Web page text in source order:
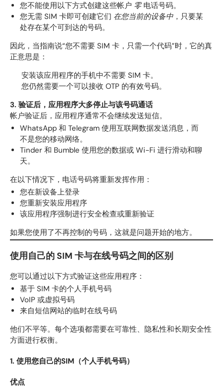
您不能使用以下方式创建这些帐户 零电话号码。
您无需 SIM 卡即可创建它们 在您当前的设备中，只要某
处存在某个可到达的号码。
因此，当指南说“您不需要 SIM 卡，只需一个代码”时，它的真
正意思是：
安装该应用程序的手机中不需要 SIM 卡。
您仍然需要一个可以接收 OTP 的有效号码。
3. 验证后，应用程序大多停止与该号码通话
帐户验证后，应用程序通常不会继续发送短信。
WhatsApp 和 Telegram 使用互联网数据发送消息，而
不是您的移动网络。
Tinder 和 Bumble 使用您的数据或 Wi-Fi 进行滑动和聊
天。
在以下情况下，电话号码将重新发挥作用：
您在新设备上登录
您重新安装应用程序
该应用程序强制进行安全检查或重新验证
如果您使用了不再控制的号码，这就是问题开始的地方。
使用自己的 SIM 卡与在线号码之间的区别
您可以通过以下方式验证这些应用程序：
基于 SIM 卡的个人手机号码
VoIP 或虚拟号码
来自短信网站的临时在线号码
他们不平等。每个选项都需要在可靠性、隐私性和长期安全性
方面进行权衡。
1. 使用您自己的SIM（个人手机号码）
优点